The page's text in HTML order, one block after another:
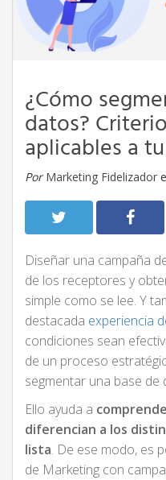
¿Cómo
datos?
aplicables a
Por Marketing Fidelizador
Diseñar una campaña
de los receptores y
simple como se lee. Y
destacada experiencia
condiciones sean
de un proceso
segmentar una base de
Ello ayuda a
diferencian a los
lista. De ese modo, es
de Marketing con